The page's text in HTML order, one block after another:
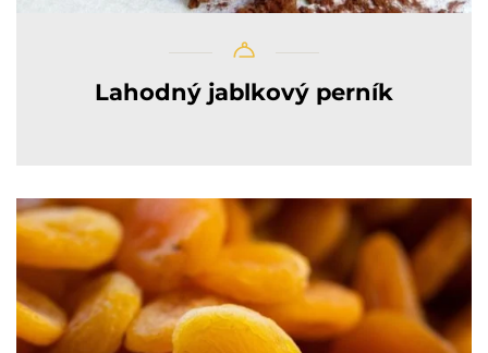
Lahodný jablkový perník